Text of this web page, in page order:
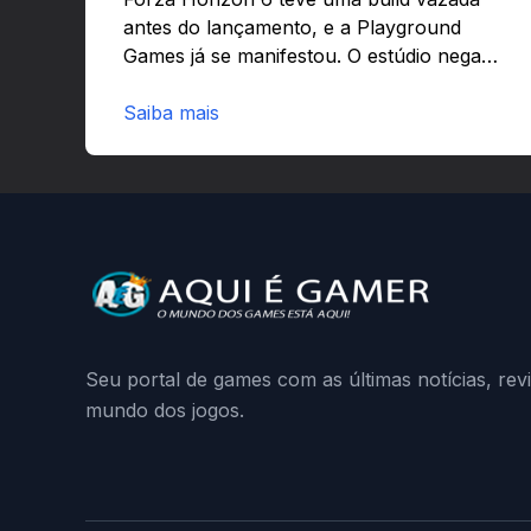
antes do lançamento, e a Playground
Games já se manifestou. O estúdio nega
preload e avisa que quem usar versões
e a resposta da Playground: negação do
preload, medidas contra acessos não
hardware),…
Saiba mais
Seu portal de games com as últimas notícias,
mundo dos jogos.